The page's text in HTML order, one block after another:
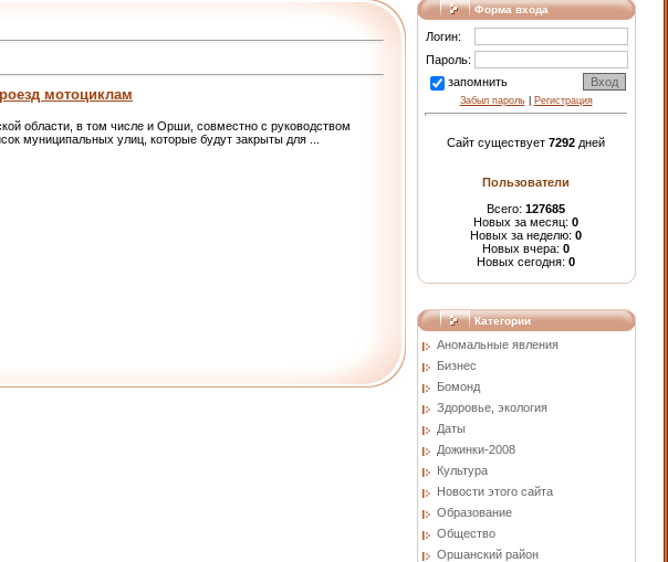
мотоциклам
области, в том числе и Орши, совместно с руководством
муниципальных улиц, которые будут закрыты для
Форма входа
Логин:
Пароль:
запомнить
Забыл пароль| Регистрация
Сайт существует 7292 дней
Пользователи
Всего: 127685
Новых за месяц: 0
Новых за неделю: 0
Новых вчера: 0
Новых сегодня: 0
Категории
Аномальные явления
Бизнес
Бомонд
Здоровье, экология
Даты
Дожинки-2008
Культура
Новости этого сайта
Образование
Общество
Оршанский район